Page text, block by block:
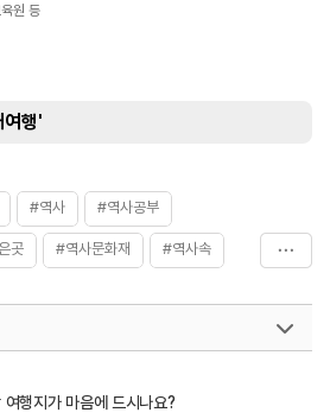
원 등
여행'
#역사 #역사공부
곳 #역사문화재 #역사속
여행지가 마음에 드시나요?